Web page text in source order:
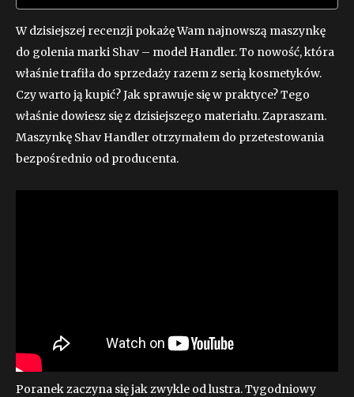
W dzisiejszej recenzji pokażę Wam najnowszą maszynkę
do golenia marki Shav – model Handler. To nowość, która
właśnie trafiła do sprzedaży razem z serią kosmetyków.
Czy warto ją kupić? Jak sprawuje się w praktyce? Tego
właśnie dowiesz się z dzisiejszego materiału. Zapraszam.
Maszynkę Shav Handler otrzymałem do przetestowania
bezpośrednio od producenta.
Poranek zaczyna się jak zwykle od lustra. Tygodniowy